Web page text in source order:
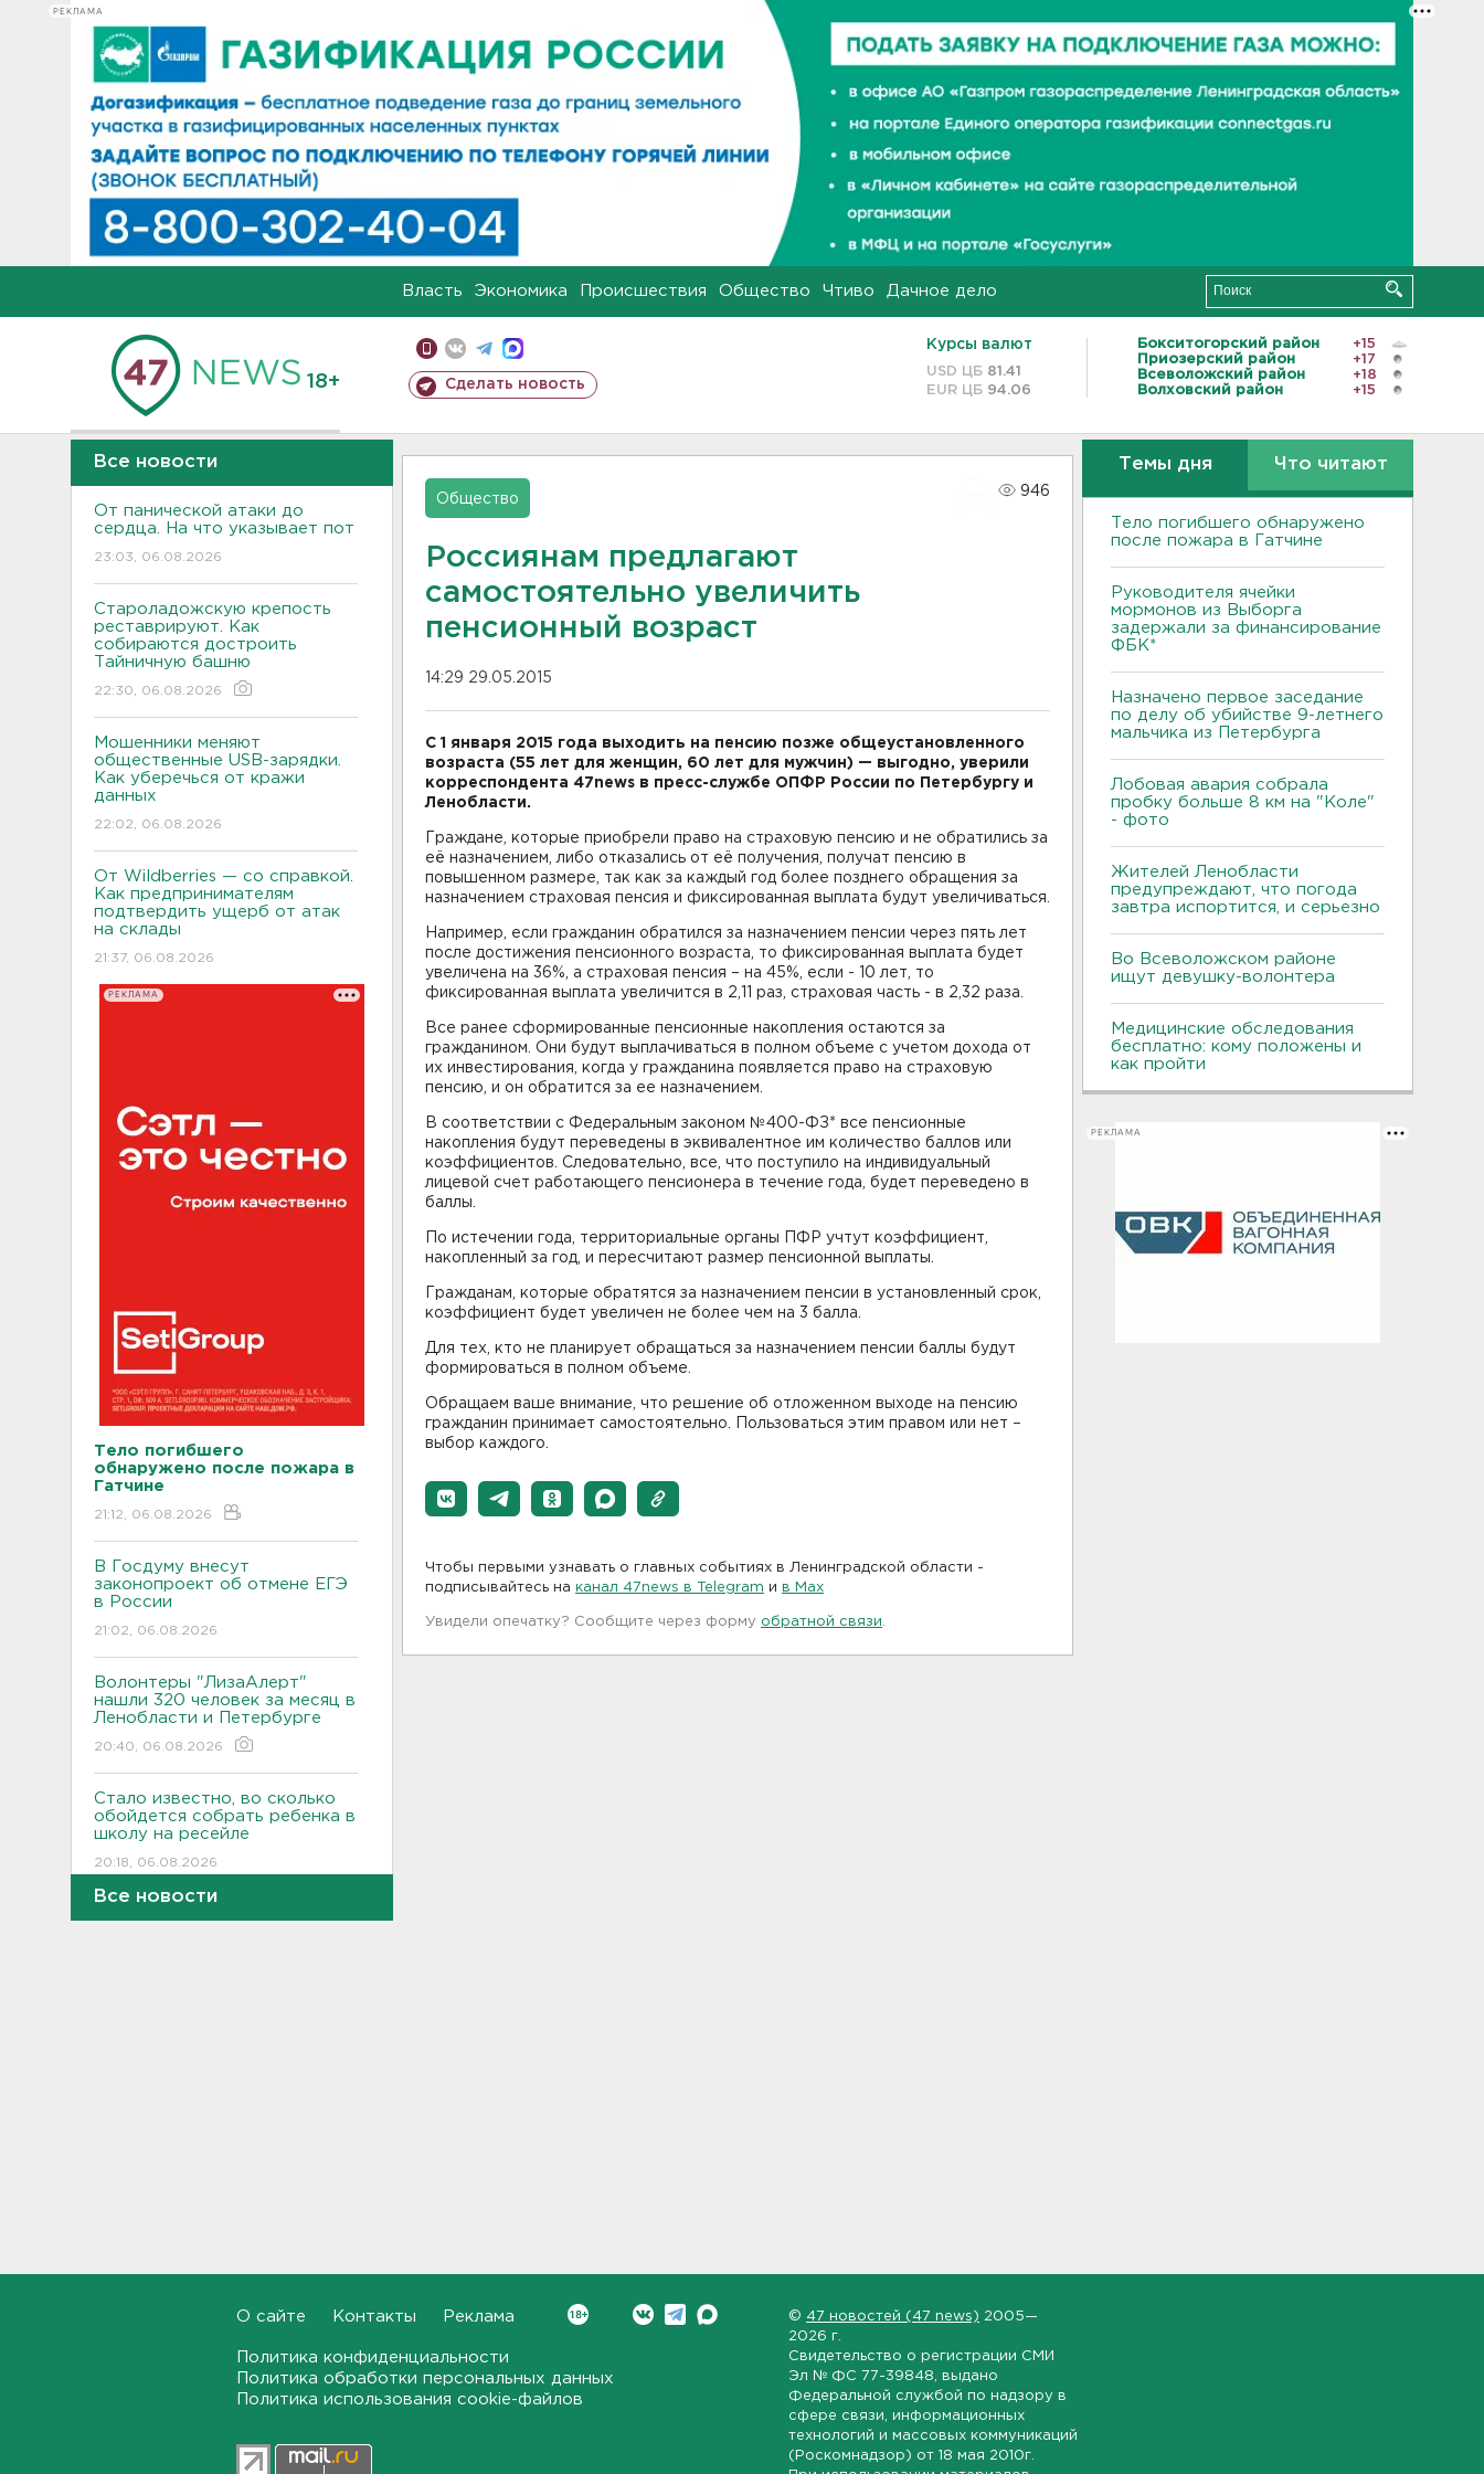
РЕКЛАМА
Власть Экономика Происшествия Общество Чтиво Дачное дело
18+ Сделать новость
Курсы валют
USD ЦБ 81.41
EUR ЦБ 94.06
Бокситогорский район
+15
Приозерский район
+17
Всеволожский район
+18
Волховский район
+15
Все новости
От панической атаки до
сердца. На что указывает пот
23:03, 06.08.2026
Староладожскую крепость
реставрируют. Как
собираются достроить
Тайничную башню
22:30, 06.08.2026
Мошенники меняют
общественные USB-зарядки.
Как уберечься от кражи
данных
22:02, 06.08.2026
От Wildberries — со справкой.
Как предпринимателям
подтвердить ущерб от атак
на склады
21:37, 06.08.2026
РЕКЛАМА
Тело погибшего
обнаружено после пожара в
Гатчине
21:12, 06.08.2026
В Госдуму внесут
законопроект об отмене ЕГЭ
в России
21:02, 06.08.2026
Волонтеры "ЛизаАлерт"
нашли 320 человек за месяц в
Ленобласти и Петербурге
20:40, 06.08.2026
Стало известно, во сколько
обойдется собрать ребенка в
школу на ресейле
20:18, 06.08.2026
Смертельное ДТП
произошло на КАД у Низино
Все новости
Общество
946
Россиянам предлагают
самостоятельно увеличить
пенсионный возраст
14:29 29.05.2015
С 1 января 2015 года выходить на пенсию позже общеустановленного
возраста (55 лет для женщин, 60 лет для мужчин) — выгодно, уверили
корреспондента 47news в пресс-службе ОПФР России по Петербургу и
Ленобласти.
Граждане, которые приобрели право на страховую пенсию и не обратились за
её назначением, либо отказались от её получения, получат пенсию в
повышенном размере, так как за каждый год более позднего обращения за
назначением страховая пенсия и фиксированная выплата будут увеличиваться.
Например, если гражданин обратился за назначением пенсии через пять лет
после достижения пенсионного возраста, то фиксированная выплата будет
увеличена на 36%, а страховая пенсия – на 45%, если - 10 лет, то
фиксированная выплата увеличится в 2,11 раз, страховая часть - в 2,32 раза.
Все ранее сформированные пенсионные накопления остаются за
гражданином. Они будут выплачиваться в полном объеме с учетом дохода от
их инвестирования, когда у гражданина появляется право на страховую
пенсию, и он обратится за ее назначением.
В соответствии с Федеральным законом №400-ФЗ* все пенсионные
накопления будут переведены в эквивалентное им количество баллов или
коэффициентов. Следовательно, все, что поступило на индивидуальный
лицевой счет работающего пенсионера в течение года, будет переведено в
баллы.
По истечении года, территориальные органы ПФР учтут коэффициент,
накопленный за год, и пересчитают размер пенсионной выплаты.
Гражданам, которые обратятся за назначением пенсии в установленный срок,
коэффициент будет увеличен не более чем на 3 балла.
Для тех, кто не планирует обращаться за назначением пенсии баллы будут
формироваться в полном объеме.
Обращаем ваше внимание, что решение об отложенном выходе на пенсию
гражданин принимает самостоятельно. Пользоваться этим правом или нет –
выбор каждого.
Чтобы первыми узнавать о главных событиях в Ленинградской области -
подписывайтесь на канал 47news в Telegram и в Maх
Увидели опечатку? Сообщите через форму обратной связи
Темы дня Что читают
Тело погибшего обнаружено
после пожара в Гатчине
Руководителя ячейки
мормонов из Выборга
задержали за финансирование
ФБК*
Назначено первое заседание
по делу об убийстве 9-летнего
мальчика из Петербурга
Лобовая авария собрала
пробку больше 8 км на "Коле"
- фото
Жителей Ленобласти
предупреждают, что погода
завтра испортится, и серьезно
Во Всеволожском районе
ищут девушку-волонтера
Медицинские обследования
бесплатно: кому положены и
как пройти
РЕКЛАМА
О сайте Контакты Реклама
Политика конфиденциальности
Политика обработки персональных данных
Политика использования cookie-файлов
© 47 новостей (47 news) 2005—
2026 г.
Свидетельство о регистрации СМИ
Эл № ФС 77-39848 , выдано
Федеральной службой по надзору в
сфере связи, информационных
технологий и массовых коммуникаций
(Роскомнадзор) от 18 мая 2010г.